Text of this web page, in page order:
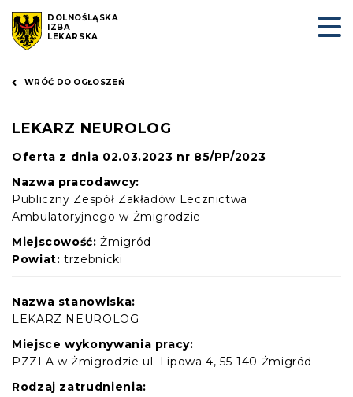
DOLNOŚLĄSKA
IZBA
LEKARSKA
WRÓĆ DO OGŁOSZEŃ
LEKARZ NEUROLOG
Oferta z dnia 02.03.2023 nr 85/PP/2023
Nazwa pracodawcy:
Publiczny Zespół Zakładów Lecznictwa
Ambulatoryjnego w Żmigrodzie
Miejscowość: Żmigród
Powiat: trzebnicki
Nazwa stanowiska:
LEKARZ NEUROLOG
Miejsce wykonywania pracy:
PZZLA w Żmigrodzie ul. Lipowa 4, 55-140 Żmigród
Rodzaj zatrudnienia: